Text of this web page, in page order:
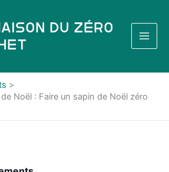
du Zéro
Noël : Faire un sapin de Noël zéro